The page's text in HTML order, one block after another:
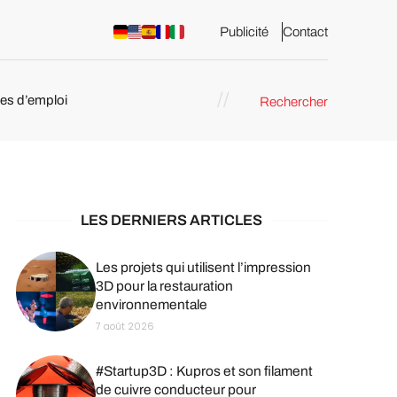
Publicité Contact
d’emploi Rechercher
LES DERNIERS ARTICLES
Les projets qui utilisent l’impression
3D pour la restauration
environnementale
7 août 2026
#Startup3D : Kupros et son filament
de cuivre conducteur pour